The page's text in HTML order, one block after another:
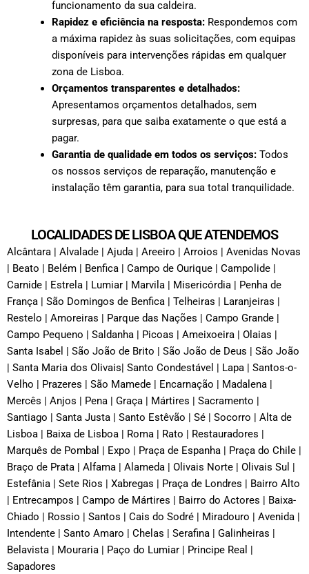
funcionamento da sua caldeira.
Rapidez e eficiência na resposta: Respondemos com
a máxima rapidez às suas solicitações, com equipas
disponíveis para intervenções rápidas em qualquer
zona de Lisboa.
Orçamentos transparentes e detalhados:
Apresentamos orçamentos detalhados, sem
surpresas, para que saiba exatamente o que está a
pagar.
Garantia de qualidade em todos os serviços: Todos
os nossos serviços de reparação, manutenção e
instalação têm garantia, para sua total tranquilidade.
LOCALIDADES DE LISBOA QUE ATENDEMOS
Alcântara | Alvalade | Ajuda | Areeiro | Arroios | Avenidas Novas
| Beato | Belém | Benfica | Campo de Ourique | Campolide |
Carnide | Estrela | Lumiar | Marvila | Misericórdia | Penha de
França | São Domingos de Benfica | Telheiras | Laranjeiras |
Restelo | Amoreiras | Parque das Nações | Campo Grande |
Campo Pequeno | Saldanha | Picoas | Ameixoeira | Olaias |
Santa Isabel | São João de Brito | São João de Deus | São João
| Santa Maria dos Olivais| Santo Condestável | Lapa | Santos-o-
Velho | Prazeres | São Mamede | Encarnação | Madalena |
Mercês | Anjos | Pena | Graça | Mártires | Sacramento |
Santiago | Santa Justa | Santo Estêvão | Sé | Socorro | Alta de
Lisboa | Baixa de Lisboa | Roma | Rato | Restauradores |
Marquês de Pombal | Expo | Praça de Espanha | Praça do Chile |
Braço de Prata | Alfama | Alameda | Olivais Norte | Olivais Sul |
Estefânia | Sete Rios | Xabregas | Praça de Londres | Bairro Alto
| Entrecampos | Campo de Mártires | Bairro do Actores | Baixa-
Chiado | Rossio | Santos | Cais do Sodré | Miradouro | Avenida |
Intendente | Santo Amaro | Chelas | Serafina | Galinheiras |
Belavista | Mouraria | Paço do Lumiar | Principe Real |
Sapadores